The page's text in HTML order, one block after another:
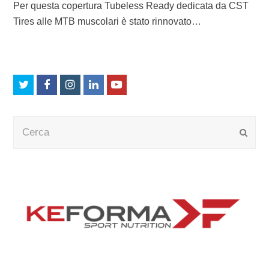
Per questa copertura Tubeless Ready dedicata da CST
Tires alle MTB muscolari è stato rinnovato…
TwitterFacebookInstagram
LinkedInYoutube